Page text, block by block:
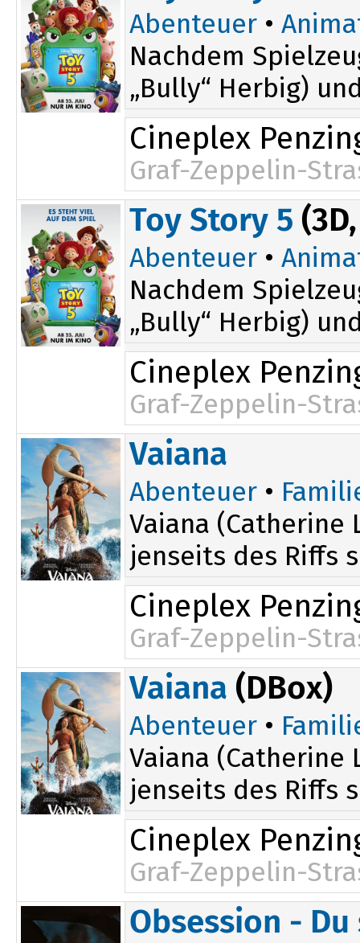
Abenteuer •
Nachdem
„Bully“ Herbig)
Cineplex
Graf-Zeppelin-
14:30
17:00
Toy Story 5
Abenteuer •
Nachdem
„Bully“ Herbig)
Cineplex
Graf-Zeppelin-
Vaiana
Abenteuer •
Vaiana
jenseits des Riffs
Cineplex
Graf-Zeppelin-
15:00
Vaiana (DBox)
Abenteuer •
Vaiana
jenseits des Riffs
Cineplex
Graf-Zeppelin-
17:45
Obsession -